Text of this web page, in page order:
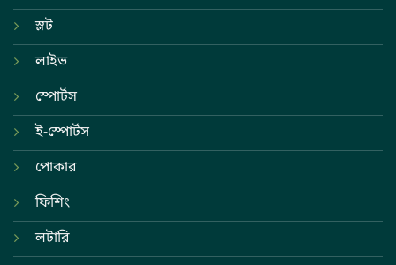
স্লট
লাইভ
স্পোর্টস
ই-স্পোর্টস
পোকার
ফিশিং
লটারি